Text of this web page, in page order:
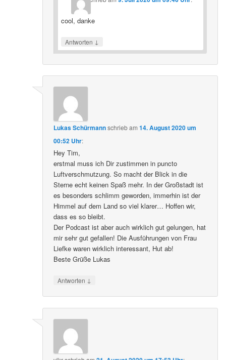
cool, danke
Antworten ↓
Lukas Schürmannschriebam14. August 2020 um
00:52 Uhr:
Hey Tim,
erstmal muss ich Dir zustimmen in puncto
Luftverschmutzung. So macht der Blick in die
Sterne echt keinen Spaß mehr. In der Großstadt ist
es besonders schlimm geworden, immerhin ist der
Himmel auf dem Land so viel klarer… Hoffen wir,
dass es so bleibt.
Der Podcast ist aber auch wirklich gut gelungen, hat
mir sehr gut gefallen! Die Ausführungen von Frau
Liefke waren wirklich interessant, Hut ab!
Beste Grüße Lukas
Antworten ↓